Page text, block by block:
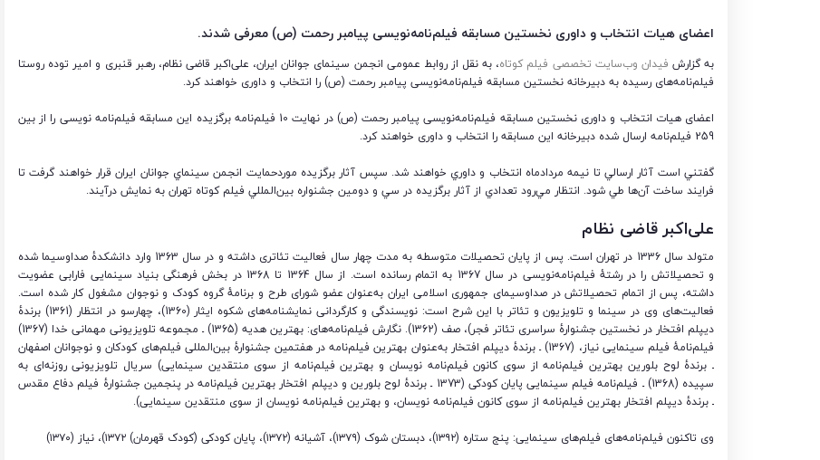
اعضای هیات انتخاب و داوری نخستین مسابقه فیلم‌نامه‌نویسی پیامبر رحمت (ص) معرفی شدند.
به گزارش فیدان وب‌سایت تخصصی فیلم کوتاه، به نقل از روابط عمومی انجمن سینمای جوانان ایران، علی‌اکبر قاضی نظام، رهبر قنبری و امیر توده روستا
فیلم‌نامه‌های رسیده به دبیرخانه نخستین مسابقه فیلم‌نامه‌نویسی پیامبر رحمت (ص) را انتخاب و داوری خواهند کرد.
اعضای هیات انتخاب و داوری نخستین مسابقه فیلم‌نامه‌نویسی پیامبر رحمت (ص) در نهایت 10 فیلم‌نامه برگزیده این مسابقه فیلم‌نامه نویسی را از بین
259 فيلم‌نامه ارسال شده دبیرخانه این مسابقه را انتخاب و داوری خواهند کرد.
گفتني است آثار ارسالي تا نيمه مردادماه انتخاب و داوري خواهند شد. سپس آثار برگزيده موردحمايت انجمن سينماي جوانان ايران قرار خواهند گرفت تا
فرايند ساخت آن‌ها طي شود. انتظار مي‌رود تعدادي از آثار برگزيده در سي و دومين جشنواره بين‌المللي فيلم كوتاه تهران به نمايش درآيند.
علی‌اکبر قاضی نظام
متولد سال 1336 در تهران است. پس از پایان تحصیلات متوسطه به مدت چهار سال فعالیت تئاتری داشته و در سال 1363 وارد دانشکدهٔ صداوسیما شده
و تحصیلاتش را در رشتهٔ فیلم‌نامه‌نویسی در سال 1367 به اتمام رسانده است. از سال 1364 تا 1368 در بخش فرهنگی بنیاد سینمایی فارابی عضویت
داشته، پس از اتمام تحصیلاتش در صداوسیمای جمهوری اسلامی ایران به‌عنوان عضو شورای طرح و برنامهٔ گروه کودک و نوجوان مشغول کار شده است.
فعالیت‌های وی در سینما و تلویزیون و تئاتر با این شرح است: نویسندگی و کارگردانی نمایشنامه‌های شکوه ایثار (1360)، چهارسو در انتظار (1361) برندهٔ
دیپلم افتخار در نخستین جشنوارهٔ سراسری تئاتر فجر)‌، صف (1362). نگارش فیلم‌نامه‌های: بهترین هدیه (1365) ـ مجموعه تلویزیونی مهمانی خدا (1367)
فیلم‌نامهٔ فیلم سینمایی نیاز، (1367) ـ برندهٔ دیپلم افتخار به‌عنوان بهترین فیلم‌نامه در هفتمین جشنوارهٔ بین‌المللی فیلم‌های کودکان و نوجوانان اصفهان
ـ برندهٔ لوح بلورین بهترین فیلم‌نامه از سوی کانون فیلم‌نامه نویسان و بهترین فیلم‌نامه از سوی منتقدین سینمایی) سریال تلویزیونی روزنه‌ای به
سپیده (1368) ـ فیلم‌نامه فیلم سینمایی پایان کودکی (1373 ـ برندهٔ لوح بلورین و دیپلم افتخار بهترین فیلم‌نامه در پنجمین جشنوارهٔ فیلم دفاع مقدس
ـ برندهٔ دیپلم افتخار بهترین فیلم‌نامه از سوی کانون فیلم‌نامه نویسان، و بهترین فیلم‌نامه نویسان از سوی منتقدین سینمایی).
وی تاکنون فیلم‌نامه‌های فیلم‌های سینمایی: پنج ستاره (۱۳۹۲)، دبستان شوک (۱۳۷۹)، آشیانه (۱۳۷۲)، پایان کودکی (کودک قهرمان
(۱۳۷۲)، نیاز (۱۳۷۰)